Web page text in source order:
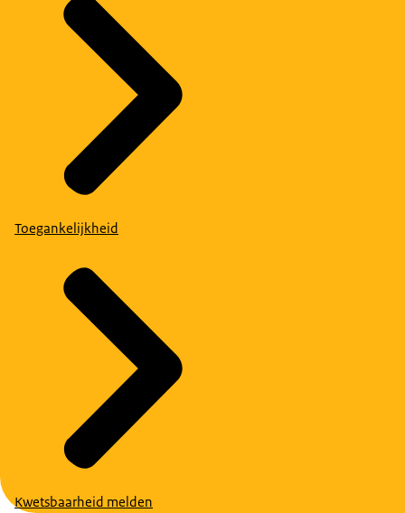
Toegankelijkheid
Kwetsbaarheid melden